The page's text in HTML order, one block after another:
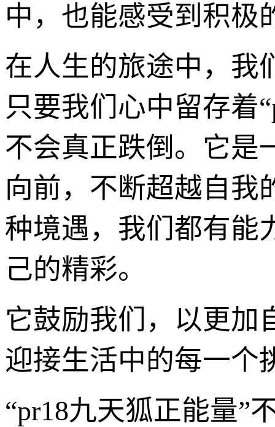
中，也能感受到积极
在人生的旅途中，我
只要我们心中留存着
不会真正跌倒。它是
向前，不断超越自我
种境遇，我们都有能
己的精彩。
它鼓励我们，以更加
迎接生活中的每一个
“pr18九天狐正能量”